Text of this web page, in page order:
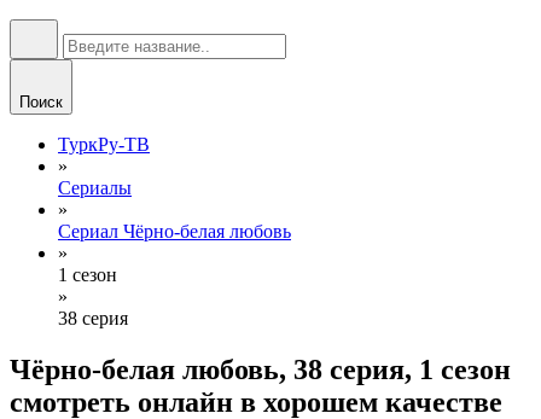
Поиск
ТуркРу-ТВ
»
Сериалы
»
Сериал Чёрно-белая любовь
»
1 сезон
»
38 серия
Чёрно-белая любовь, 38 серия, 1 сезон
смотреть онлайн в хорошем качестве